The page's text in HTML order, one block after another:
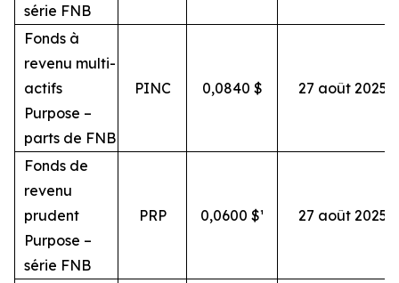
série FNB
Fonds à
revenu multi-
actifs
Purpose –
parts de FNB
PINC 0,0840 $ 27 août 2025
Fonds de
revenu
prudent
Purpose –
série FNB
PRP 0,0600 $¹ 27 août 2025